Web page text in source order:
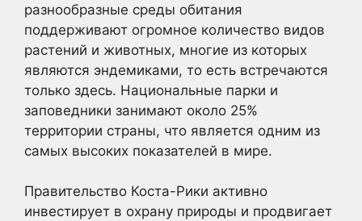
разнообразные среды обитания
поддерживают огромное количество видов
растений и животных, многие из которых
являются эндемиками, то есть встречаются
только здесь. Национальные парки и
заповедники занимают около 25%
территории страны, что является одним из
самых высоких показателей в мире.
Правительство Коста-Рики активно
инвестирует в охрану природы и продвигает